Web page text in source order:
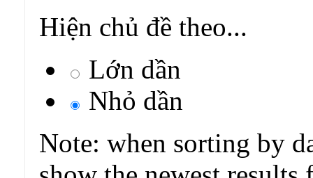
Hiện chủ đề theo...
Lớn dần
Nhỏ dần
Note: when sorting by